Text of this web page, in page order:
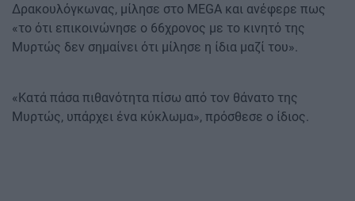
Δρακουλόγκωνας, μίλησε στο MEGA και ανέφερε πως
«το ότι επικοινώνησε ο 66χρονος με το κινητό της
Μυρτώς δεν σημαίνει ότι μίλησε η ίδια μαζί του».
«Κατά πάσα πιθανότητα πίσω από τον θάνατο της
Μυρτώς, υπάρχει ένα κύκλωμα», πρόσθεσε ο ίδιος.